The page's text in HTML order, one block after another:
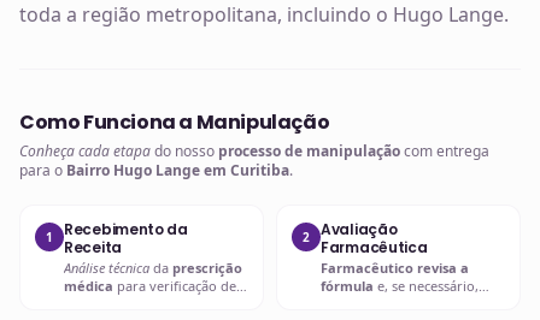
toda a região metropolitana, incluindo o Hugo Lange.
Como Funciona a Manipulação
Conheça cada etapado nosso processo de manipulaçãocom entrega
para o Bairro Hugo Lange em Curitiba.
1
Recebimento da
Receita
Análise técnica da prescrição
médica para verificação de
2
Avaliação
Farmacêutica
Farmacêutico revisa a
fórmula e, se necessário,